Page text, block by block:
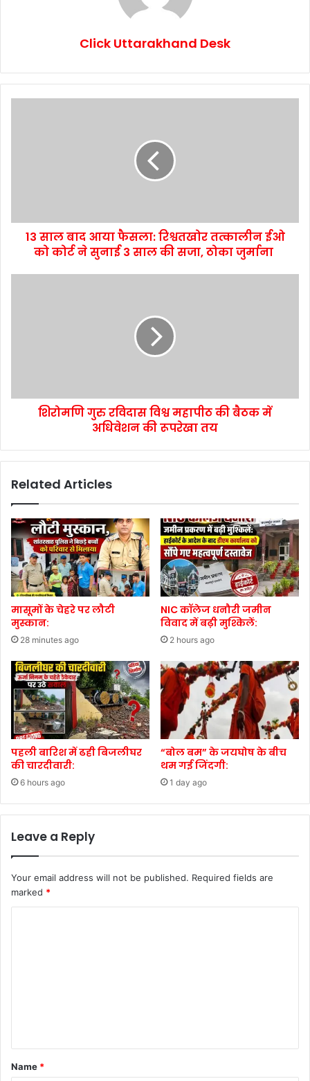
Click Uttarakhand Desk
13 साल बाद आया फैसला: रिश्वतखोर तत्कालीन ईओ
को कोर्ट ने सुनाई 3 साल की सजा, ठोका जुर्माना
शिरोमणि गुरु रविदास विश्व महापीठ की बैठक में
अधिवेशन की रूपरेखा तय
Related Articles
मासूमों के चेहरे पर लौटी
मुस्कान:
28 minutes ago
NIC कॉलेज धनौरी जमीन
विवाद में बढ़ी मुश्किलें:
2 hours ago
पहली बारिश में ढही बिजलीघर
की चारदीवारी:
6 hours ago
“बोल बम” के जयघोष के बीच
थम गई जिंदगी:
1 day ago
Leave a Reply
Your email address will not be published. Required fields are
marked *
*
Name *